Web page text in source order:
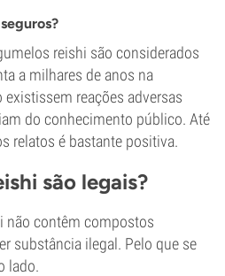
reishi são considerados
a milhares de anos na
reações adversas
do conhecimento público. Até
relatos é bastante positiva.
são legais?
não contêm compostos
substância ilegal. Pelo que se
lado.